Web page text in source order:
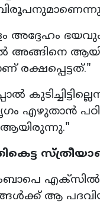
അദ്ദേഹം
അങ്ങിനെ
രക്ഷപ്പെട്ടത്."
എഴുതാൻ
ആയിരുന്നു."
എക്‌സിൽ
ആ